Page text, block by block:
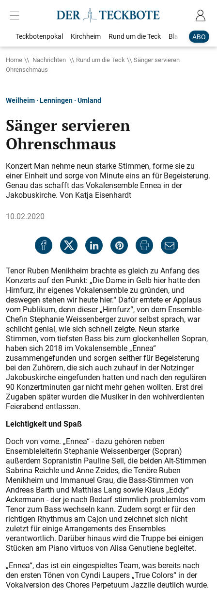
ABO
Teckbotenpokal Kirchheim Rund um die Teck Blaulicht
Home Nachrichten Rund um die Teck
Sänger servieren
Ohrenschmaus
Weilheim · Lenningen · Umland
Sänger servieren
Ohrenschmaus
Konzert Man nehme neun starke Stimmen, forme sie zu
einer Einheit und sorge von Minute eins an für Begeisterung.
Genau das schafft das Vokalensemble Ennea in der
Jakobuskirche. Von Katja Eisenhardt
10.02.2020
Tenor Ruben Menikheim brachte es gleich zu Anfang des
Konzerts auf den Punkt: „Die Dame in Gelb hier hatte den
Hirnfurz, ihr eigenes Vokalensemble zu gründen, und
deswegen stehen wir heute hier.“ Dafür erntete er Applaus
vom Publikum, denn dieser „Hirnfurz“, von dem Ensemble-
Chefin Stephanie Weissenberger zuvor selbst sprach, war
schlicht genial, wie sich schnell zeigte. Neun starke
Stimmen, vom tiefsten Bass bis zum glockenhellen Sopran,
haben sich 2018 im Vokalensemble „Ennea“
zusammengefunden und sorgen seither für Begeisterung
bei den Zuhörern, die sich auch zuhauf in der Notzinger
Jakobuskirche eingefunden hatten und nach den regulären
90 Konzertminuten gar nicht mehr gehen wollten. Erst drei
Zugaben später wurden die Musiker in den wohlverdienten
Feierabend entlassen.
Leichtigkeit und Spaß
Doch von vorne. „Ennea“ - dazu gehören neben
Ensembleleiterin Stephanie Weissenberger (Sopran)
außerdem Sopranistin Pauline Sell, die beiden Alt-Stimmen
Sabrina Reichle und Anne Zeides, die Tenöre Ruben
Menikheim und Immanuel Grau, die Bass-Stimmen von
Andreas Barth und Matthias Lang sowie Klaus „Eddy“
Ackermann - der je nach Bedarf stimmlich problemlos vom
Tenor zum Bass wechseln kann. Zudem sorgt er für den
richtigen Rhythmus am Cajon und zeichnet sich nicht
zuletzt für einige Arrangements des Ensembles
verantwortlich. Darüber hinaus wird die Truppe bei einigen
Stücken am Piano virtuos von Alisa Genutiene begleitet.
„Ennea“, das ist ein eingespiel­tes Team, was bereits nach
den ersten Tönen von Cyndi Laupers „True Colors“ in der
Vokalversion des Chores Perpetuum Jazzile deutlich wurde.